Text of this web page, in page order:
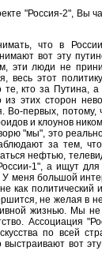
"Россия-2", Вы
что в
вот эту
эти люди не
весь этот
кто за Путина, а
из этих сторон
Во-первых, потому,
и клоунов
"мы", это
за тем,
нефтью,
1", а ищут для
меня большой
как политический
не желая в
жизнью. Мы
Ассоциация
по всей
вот